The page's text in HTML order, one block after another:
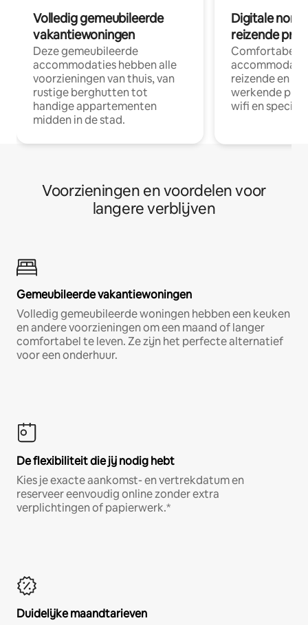
Volledig gemeubileerde
vakantiewoningen
Deze gemeubileerde
accommodaties hebben alle
voorzieningen van thuis, van
rustige berghutten tot
handige appartementen
midden in de stad.
Digitale
reizende
Comfortabele
reizende en
werkende
wifi en
Voorzieningen en voordelen voor
langere verblijven
Gemeubileerde vakantiewoningen
Volledig gemeubileerde woningen hebben een keuken
en andere voorzieningen om een maand of langer
comfortabel te leven. Ze zijn het perfecte alternatief
voor een onderhuur.
De flexibiliteit die jij nodig hebt
Kies je exacte aankomst- en vertrekdatum en
reserveer eenvoudig online zonder extra
verplichtingen of papierwerk.*
Duidelijke maandtarieven